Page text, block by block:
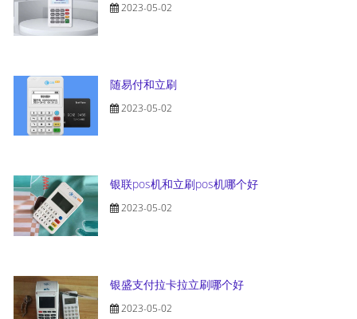
2023-05-02
随易付和立刷
2023-05-02
银联pos机和立刷pos机哪个好
2023-05-02
银盛支付拉卡拉立刷哪个好
2023-05-02